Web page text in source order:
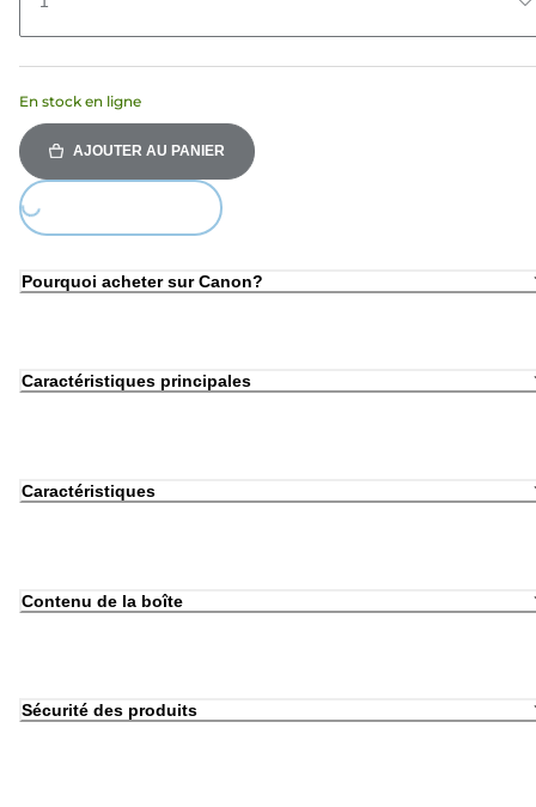
En stock en ligne
AJOUTER AU PANIER
Pourquoi acheter sur Canon?
Caractéristiques principales
Caractéristiques
Contenu de la boîte
Sécurité des produits